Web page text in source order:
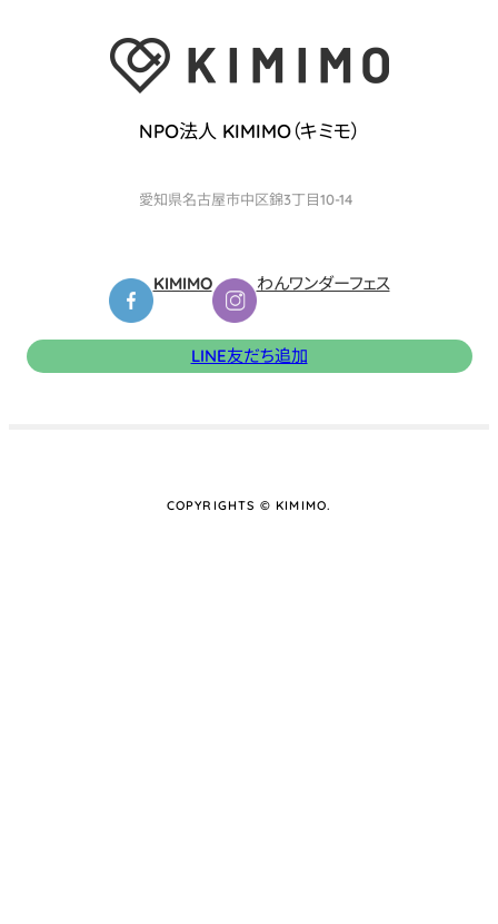
NPO法人 KIMIMO（キミモ）
愛知県名古屋市中区錦3丁目10-14
KIMIMO わんワンダーフェス
LINE友だち追加
COPYRIGHTS © KIMIMO.